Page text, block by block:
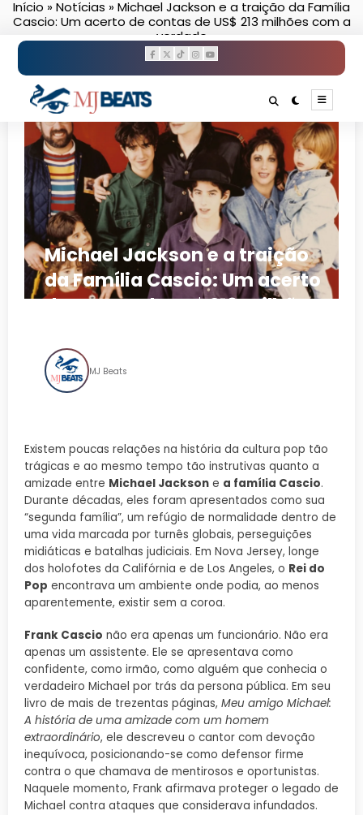
Pular
para
Início »Notícias »Michael Jackson e a traição da Família
Cascio: Um acerto de contas de US$ 213 milhões com a
verdade
Michael Jackson e a traição
da Família Cascio: Um acerto
de contas de US$ 213 milhões
MJ Beats
Existem poucas relações na história da cultura pop tão
trágicas e ao mesmo tempo tão instrutivas quanto a
amizade entre Michael Jackson e a família Cascio.
Durante décadas, eles foram apresentados como sua
“segunda família”, um refúgio de normalidade dentro de
uma vida marcada por turnês globais, perseguições
midiáticas e batalhas judiciais. Em Nova Jersey, longe
dos holofotes da Califórnia e de Los Angeles, o Rei do
Pop encontrava um ambiente onde podia, ao menos
aparentemente, existir sem a coroa.
Frank Cascio não era apenas um funcionário. Não era
apenas um assistente. Ele se apresentava como
confidente, como irmão, como alguém que conhecia o
verdadeiro Michael por trás da persona pública. Em seu
livro de mais de trezentas páginas, Meu amigo Michael:
A história de uma amizade com um homem
extraordinário, ele descreveu o cantor com devoção
inequívoca, posicionando-se como defensor firme
contra o que chamava de mentirosos e oportunistas.
Naquele momento, Frank afirmava proteger o legado de
Michael contra ataques que considerava infundados.